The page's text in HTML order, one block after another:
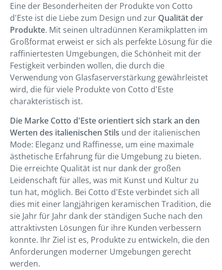
Eine der Besonderheiten der Produkte von Cotto
d'Este ist die Liebe zum Design und zur Qualität der
Produkte. Mit seinen ultradünnen Keramikplatten im
Großformat erweist er sich als perfekte Lösung für die
raffiniertesten Umgebungen, die Schönheit mit der
Festigkeit verbinden wollen, die durch die
Verwendung von Glasfaserverstärkung gewährleistet
wird, die für viele Produkte von Cotto d'Este
charakteristisch ist.
Die Marke Cotto d'Este orientiert sich stark an den
Werten des italienischen Stils und der italienischen
Mode: Eleganz und Raffinesse, um eine maximale
ästhetische Erfahrung für die Umgebung zu bieten.
Die erreichte Qualität ist nur dank der großen
Leidenschaft für alles, was mit Kunst und Kultur zu
tun hat, möglich. Bei Cotto d'Este verbindet sich all
dies mit einer langjährigen keramischen Tradition, die
sie Jahr für Jahr dank der ständigen Suche nach den
attraktivsten Lösungen für ihre Kunden verbessern
konnte. Ihr Ziel ist es, Produkte zu entwickeln, die den
Anforderungen moderner Umgebungen gerecht
werden.